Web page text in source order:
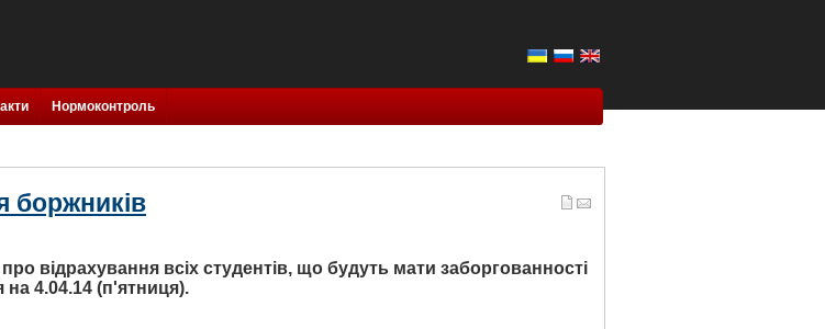
Нормоконтроль
боржників
відрахування всіх студентів, що будуть мати заборгованності
на 4.04.14 (п'ятниця).